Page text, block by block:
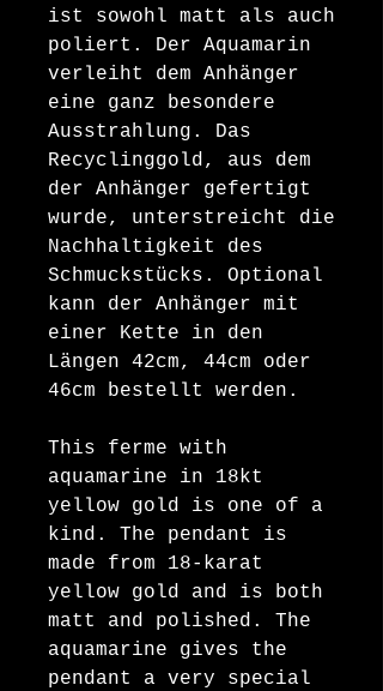
ist sowohl matt als auch
poliert. Der Aquamarin
verleiht dem Anhänger
eine ganz besondere
Ausstrahlung. Das
Recyclinggold, aus dem
der Anhänger gefertigt
wurde, unterstreicht die
Nachhaltigkeit des
Schmuckstücks. Optional
kann der Anhänger mit
einer Kette in den
Längen 42cm, 44cm oder
46cm bestellt werden.
This ferme with
aquamarine in 18kt
yellow gold is one of a
kind. The pendant is
made from 18-karat
yellow gold and is both
matt and polished. The
aquamarine gives the
pendant a very special